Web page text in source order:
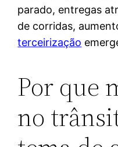
parado, entregas
de corridas,
terceirização
Por que
no